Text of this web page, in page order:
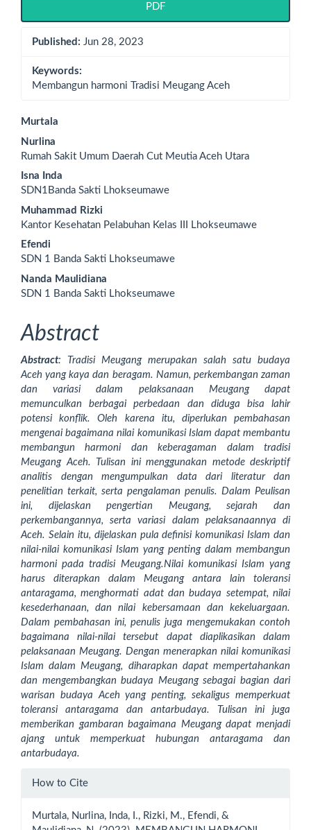
PDF
Published: Jun 28, 2023
Keywords:
Membangun harmoni Tradisi Meugang Aceh
Main
Article
Content
Murtala
Nurlina
Rumah Sakit Umum Daerah Cut Meutia Aceh Utara
Isna Inda
SDN1Banda Sakti Lhokseumawe
Muhammad Rizki
Kantor Kesehatan Pelabuhan Kelas III Lhokseumawe
Efendi
SDN 1 Banda Sakti Lhokseumawe
Nanda Maulidiana
SDN 1 Banda Sakti Lhokseumawe
Abstract
Abstract: Tradisi Meugang merupakan salah satu budaya
Aceh yang kaya dan beragam. Namun, perkembangan zaman
dan variasi dalam pelaksanaan Meugang dapat
memunculkan berbagai perbedaan dan diduga bisa lahir
potensi konflik. Oleh karena itu, diperlukan pembahasan
mengenai bagaimana nilai komunikasi Islam dapat membantu
membangun harmoni dan keberagaman dalam tradisi
Meugang Aceh. Tulisan ini menggunakan metode deskriptif
analitis dengan mengumpulkan data dari literatur dan
penelitian terkait, serta pengalaman penulis. Dalam Peulisan
ini, dijelaskan pengertian Meugang, sejarah dan
perkembangannya, serta variasi dalam pelaksanaannya di
Aceh. Selain itu, dijelaskan pula definisi komunikasi Islam dan
nilai-nilai komunikasi Islam yang penting dalam membangun
harmoni pada tradisi Meugang.Nilai komunikasi Islam yang
harus diterapkan dalam Meugang antara lain toleransi
antaragama, menghormati adat dan budaya setempat, nilai
kesederhanaan, dan nilai kebersamaan dan kekeluargaan.
Dalam pembahasan ini, penulis juga mengemukakan contoh
bagaimana nilai-nilai tersebut dapat diaplikasikan dalam
pelaksanaan Meugang. Dengan menerapkan nilai komunikasi
Islam dalam Meugang, diharapkan dapat mempertahankan
dan mengembangkan budaya Meugang sebagai bagian dari
warisan budaya Aceh yang penting, sekaligus memperkuat
toleransi antaragama dan antarbudaya. Tulisan ini juga
memberikan gambaran bagaimana Meugang dapat menjadi
ajang untuk memperkuat hubungan antaragama dan
antarbudaya.
Article
How to Cite
Murtala, Nurlina, Inda, I., Rizki, M., Efendi, &